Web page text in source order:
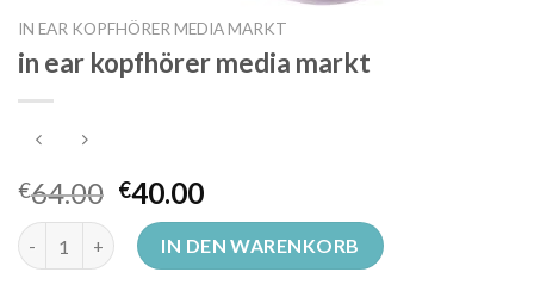
IN EAR KOPFHÖRER MEDIA MARKT
in ear kopfhörer media markt
€64.00 €40.00
in ear kopfhörer media markt Menge
IN DEN WARENKORB